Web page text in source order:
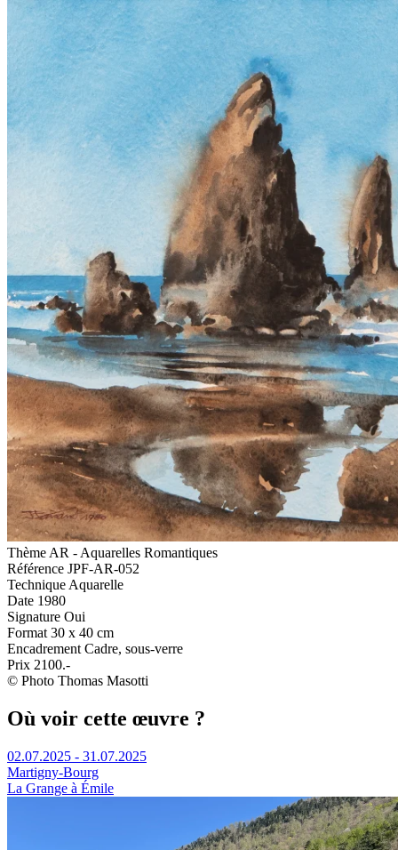
Thème AR - Aquarelles Romantiques
Référence JPF-AR-052
Technique Aquarelle
Date 1980
Signature Oui
Format 30 x 40 cm
Encadrement Cadre, sous-verre
Prix 2100.-
© Photo Thomas Masotti
Où voir cette œuvre ?
02.07.2025 - 31.07.2025
Martigny-Bourg
La Grange à Émile